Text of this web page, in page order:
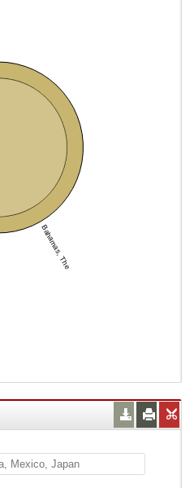
Bahamas, The